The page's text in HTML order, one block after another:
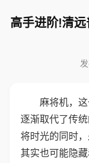
高手进阶!清
麻将机，
逐渐取代了传
将时光的同时
其实也可能隐